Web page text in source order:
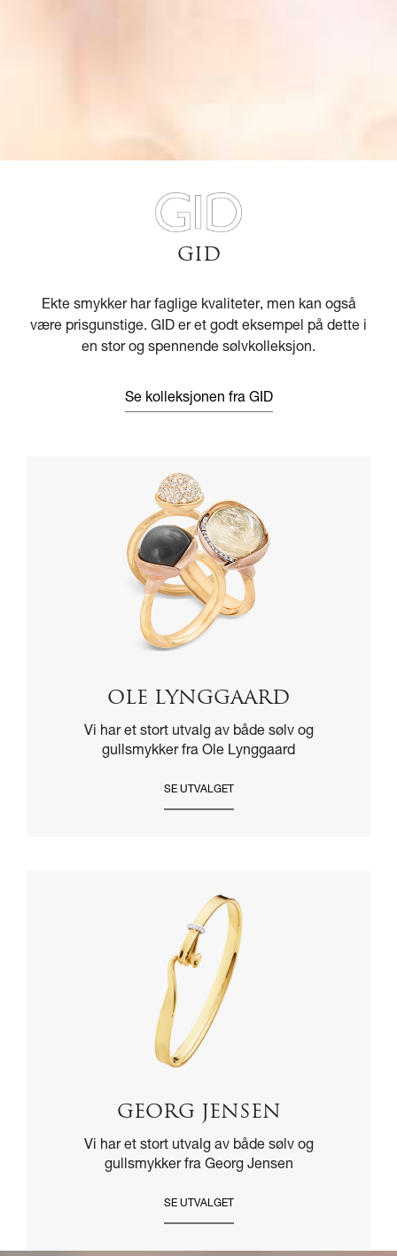
GID
Ekte smykker har faglige kvaliteter, men kan også
være prisgunstige. GID er et godt eksempel på dette i
en stor og spennende sølvkolleksjon.
Se kolleksjonen fra GID
OLE LYNGGAARD
Vi har et stort utvalg av både sølv og
gullsmykker fra Ole Lynggaard
SE UTVALGET
GEORG JENSEN
Vi har et stort utvalg av både sølv og
gullsmykker fra Georg Jensen
SE UTVALGET